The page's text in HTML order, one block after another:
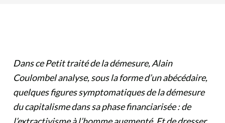
Dans ce Petit traité de la démesure, Alain
Coulombel analyse, sous la forme d’un abécédaire,
quelques figures symptomatiques de la démesure
du capitalisme dans sa phase financiarisée : de